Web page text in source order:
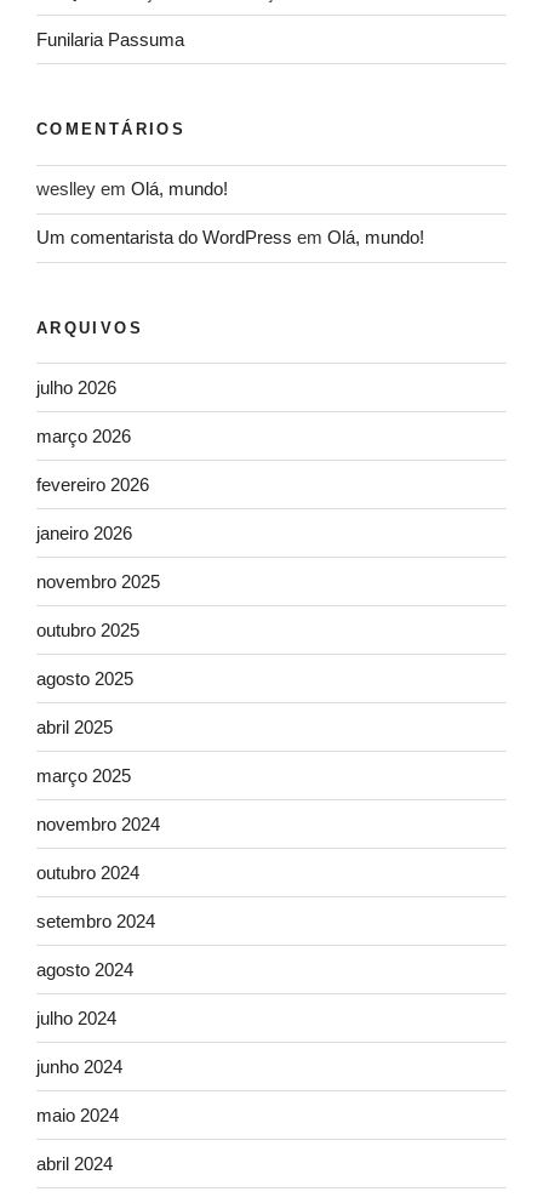
Funilaria Passuma
COMENTÁRIOS
weslley em Olá, mundo!
Um comentarista do WordPress em Olá, mundo!
ARQUIVOS
julho 2026
março 2026
fevereiro 2026
janeiro 2026
novembro 2025
outubro 2025
agosto 2025
abril 2025
março 2025
novembro 2024
outubro 2024
setembro 2024
agosto 2024
julho 2024
junho 2024
maio 2024
abril 2024